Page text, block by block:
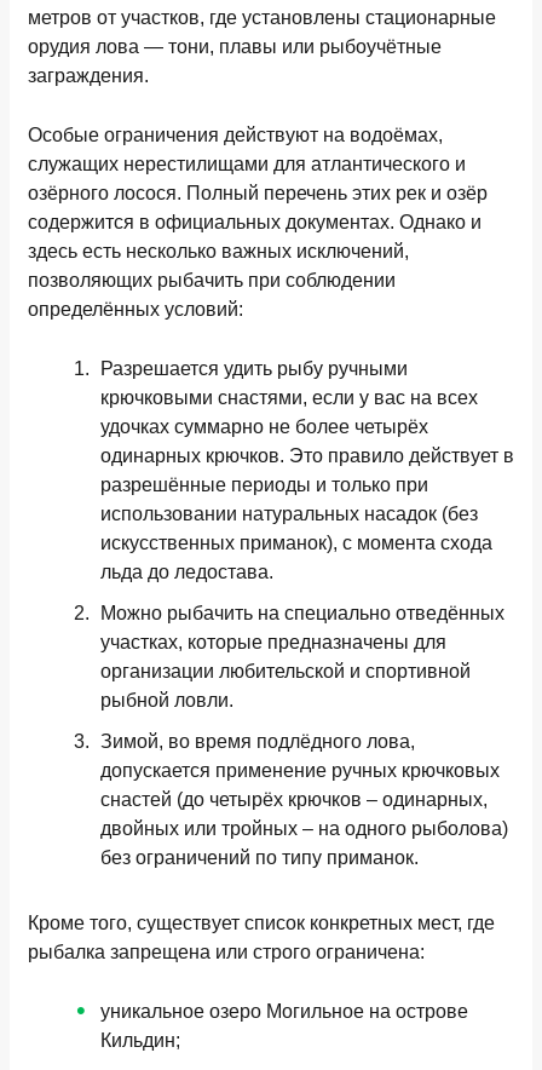
метров от участков, где установлены стационарные
орудия лова — тони, плавы или рыбоучётные
заграждения.
Особые ограничения действуют на водоёмах,
служащих нерестилищами для атлантического и
озёрного лосося. Полный перечень этих рек и озёр
содержится в официальных документах. Однако и
здесь есть несколько важных исключений,
позволяющих рыбачить при соблюдении
определённых условий:
Разрешается удить рыбу ручными
крючковыми снастями, если у вас на всех
удочках суммарно не более четырёх
одинарных крючков. Это правило действует в
разрешённые периоды и только при
использовании натуральных насадок (без
искусственных приманок), с момента схода
льда до ледостава.
Можно рыбачить на специально отведённых
участках, которые предназначены для
организации любительской и спортивной
рыбной ловли.
Зимой, во время подлёдного лова,
допускается применение ручных крючковых
снастей (до четырёх крючков – одинарных,
двойных или тройных – на одного рыболова)
без ограничений по типу приманок.
Кроме того, существует список конкретных мест, где
рыбалка запрещена или строго ограничена:
уникальное озеро Могильное на острове
Кильдин;